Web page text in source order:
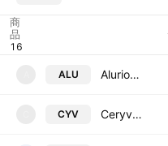
商
品
ALU Alurion Resources Limited
CYV Ceryvyn Therapeutics Limited